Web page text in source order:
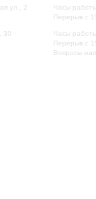
ул., 2
30
Часы
Перерыв с
Часы
Перерыв с
Вопросы